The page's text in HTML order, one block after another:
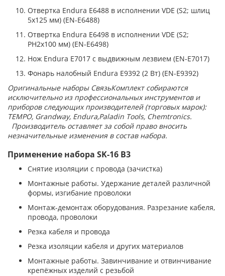
Отвертка Endura E6488 в исполнении VDE (S2; шлиц
5x125 мм) (EN-E6488)
Отвертка Endura E6498 в исполнении VDE (S2;
PH2х100 мм) (EN-E6498)
Нож Endura E7017 с выдвижным лезвием (EN-E7017)
Фонарь налобный Endura E9392 (2 Вт) (EN-E9392)
Оригинальные наборы СвязьКомплект собираются
исключительно из профессиональных инструментов и
приборов следующих производителей (торговых марок):
TEMPO, Grandway, Endura,Paladin Tools, Chemtronics.
Производитель оставляет за собой право вносить
незначительные изменения в состав набора.
Применение набора SK-16 B3
Снятие изоляции с провода (зачистка)
Монтажные работы. Удержание деталей различной
формы, изгибание проволоки
Монтаж-демонтаж оборудования. Разрезание кабеля,
провода, проволоки
Резка кабеля и провода
Резка изоляции кабеля и других материалов
Монтажные работы. Завинчивание и отвинчивание
крепёжных изделий с резьбой